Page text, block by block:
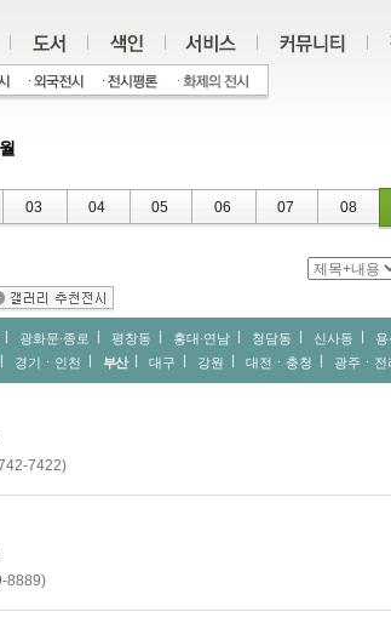
03 04 05 06 07 08
광화문∙종로 평창동 홍대∙연남 청담동 신사동
경기ㆍ인천 부산 대구 강원 대전ㆍ충청 광주ㆍ전
7422)
8889)